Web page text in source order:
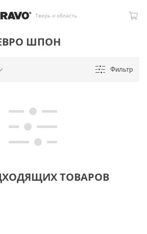
Тверь и область
ШПОН
Фильтр
ТОВАРОВ